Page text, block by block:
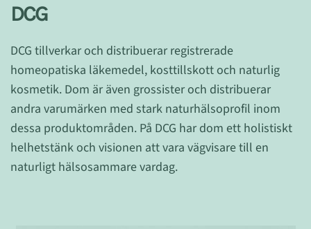
DCG
DCG tillverkar och distribuerar registrerade
homeopatiska läkemedel, kosttillskott och naturlig
kosmetik. Dom är även grossister och distribuerar
andra varumärken med stark naturhälsoprofil inom
dessa produktområden. På DCG har dom ett holistiskt
helhetstänk och visionen att vara vägvisare till en
naturligt hälsosammare vardag.